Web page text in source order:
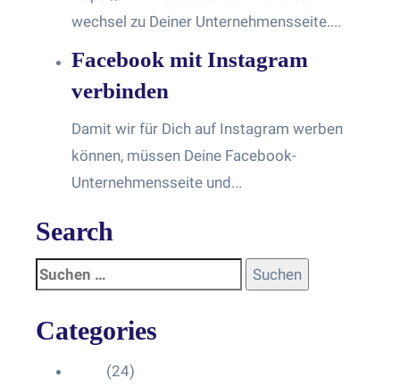
wechsel zu Deiner Unternehmensseite....
Facebook mit Instagram
verbinden
Damit wir für Dich auf Instagram werben
können, müssen Deine Facebook-
Unternehmensseite und...
Search
Categories
(24)